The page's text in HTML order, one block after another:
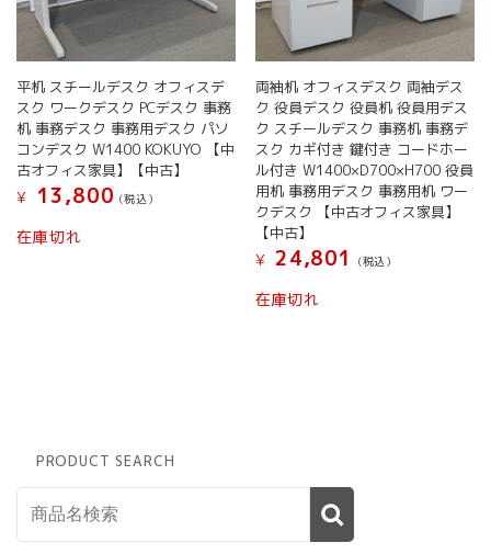
平机 スチールデスク オフィスデ
スク ワークデスク PCデスク 事務
机 事務デスク 事務用デスク パソ
コンデスク W1400 KOKUYO 【中
古オフィス家具】【中古】
¥
13,800 (税込）
在庫切れ
両袖机 オフィスデスク 両袖デス
ク 役員デスク 役員机 役員用デス
ク スチールデスク 事務机 事務デ
スク カギ付き 鍵付き コードホー
ル付き W1400×D700×H700 役員
用机 事務用デスク 事務用机 ワー
クデスク 【中古オフィス家具】
【中古】
¥ 24,801 (税込）
在庫切れ
PRODUCT SEARCH